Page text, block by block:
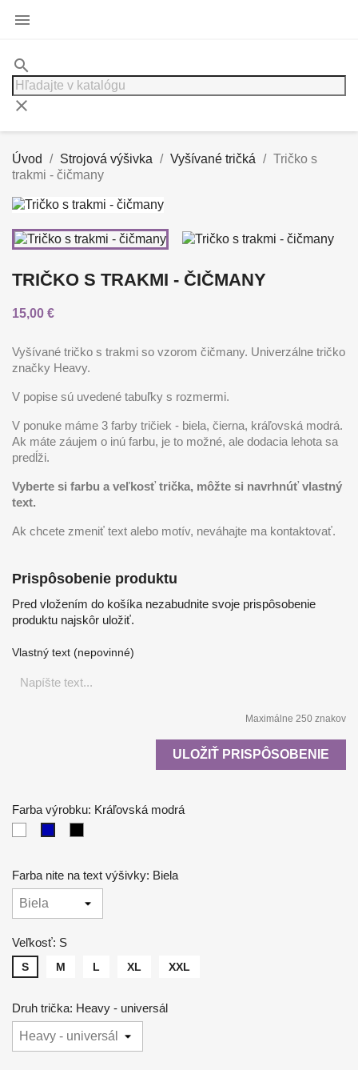

search
clear
Úvod Strojová výšivka Vyšívané tričká
Tričko s
trakmi - čičmany
TRIČKO S TRAKMI - ČIČMANY
15,00 €
Vyšívané tričko s trakmi so vzorom čičmany. Univerzálne tričko
značky Heavy.
V popise sú uvedené tabuľky s rozmermi.
V ponuke máme 3 farby tričiek - biela, čierna, kráľovská modrá.
Ak máte záujem o inú farbu, je to možné, ale dodacia lehota sa
predĺži.
Vyberte si farbu a veľkosť trička, môžte si navrhnúť vlastný
text.
Ak chcete zmeniť text alebo motív, neváhajte ma kontaktovať.
Prispôsobenie produktu
Pred vložením do košíka nezabudnite svoje prispôsobenie
produktu najskôr uložiť.
Vlastný text (nepovinné)
Maximálne 250 znakov
ULOŽIŤ PRISPÔSOBENIE
Farba výrobku: Kráľovská modrá
Farba nite na text výšivky: Biela
Veľkosť: S
S M L XL XXL
Druh trička: Heavy - universál